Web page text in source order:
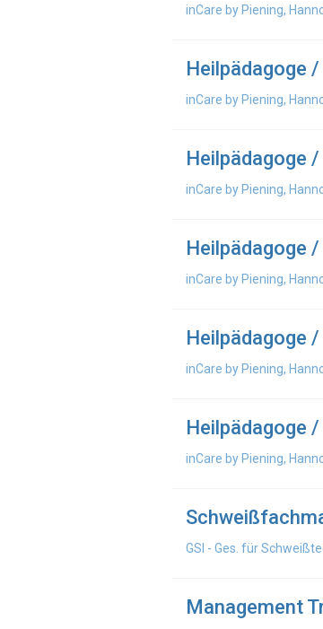
inCare by Piening,
Heilpädagoge
inCare by Piening,
Heilpädagoge
inCare by Piening,
Heilpädagoge
inCare by Piening,
Heilpädagoge
inCare by Piening,
Heilpädagoge
inCare by Piening,
GSI - Ges. für
Management